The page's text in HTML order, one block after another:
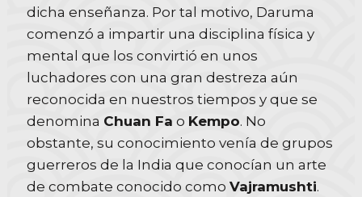
dicha enseñanza. Por tal motivo, Daruma
comenzó a impartir una disciplina física y
mental que los convirtió en unos
luchadores con una gran destreza aún
reconocida en nuestros tiempos y que se
denomina Chuan Fa o Kempo. No
obstante, su conocimiento venía de grupos
guerreros de la India que conocían un arte
de combate conocido comoVajramushti.